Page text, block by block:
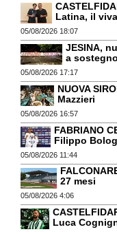
Latina, il
05/08/2026 18:07
JESINA,
a
05/08/2026 17:17
NUOVA
Mazzieri
05/08/2026 16:57
FABRIANO
Filippo
05/08/2026 11:44
27 mesi
05/08/2026 4:06
Luca